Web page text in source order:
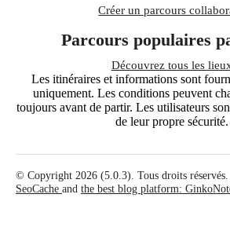
Créer un parcours
Parcours populaires
Découvrez tous les
Les itinéraires et informations sont
uniquement. Les conditions peuvent
toujours avant de partir. Les utilisateurs
de leur propre sécurité.
© Copyright 2026 (5.0.3). Tous droits réservés.
SeoCache and the best blog platform: